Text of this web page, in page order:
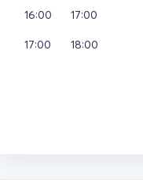
16:00
17:00
17:00
18:00